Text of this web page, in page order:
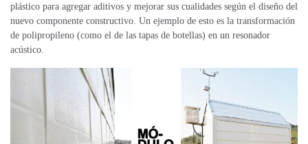
plástico para agregar aditivos y mejorar sus cualidades según el diseño del
nuevo componente constructivo. Un ejemplo de esto es la transformación
de polipropileno (como el de las tapas de botellas) en un resonador
acústico.